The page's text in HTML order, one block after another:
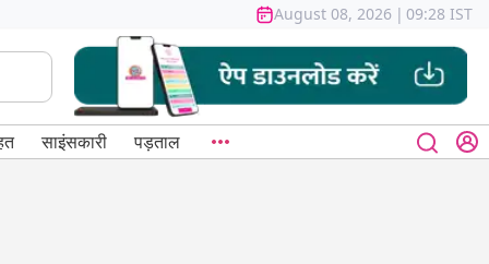
August 08, 2026 | 09:28 IST
साइंसकारी पड़ताल